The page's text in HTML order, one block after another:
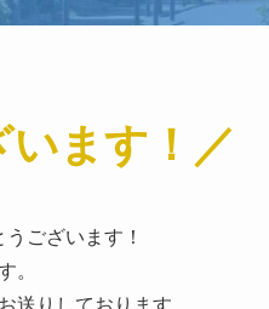
ます！／
ございます！